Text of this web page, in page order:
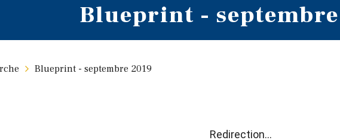
Blueprint -
Blueprint - septembre 2019
Redirection...